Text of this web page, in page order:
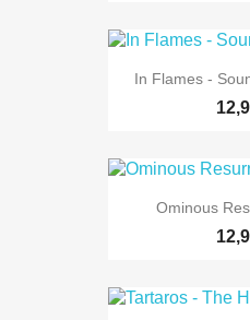
In Flames -
Ominous